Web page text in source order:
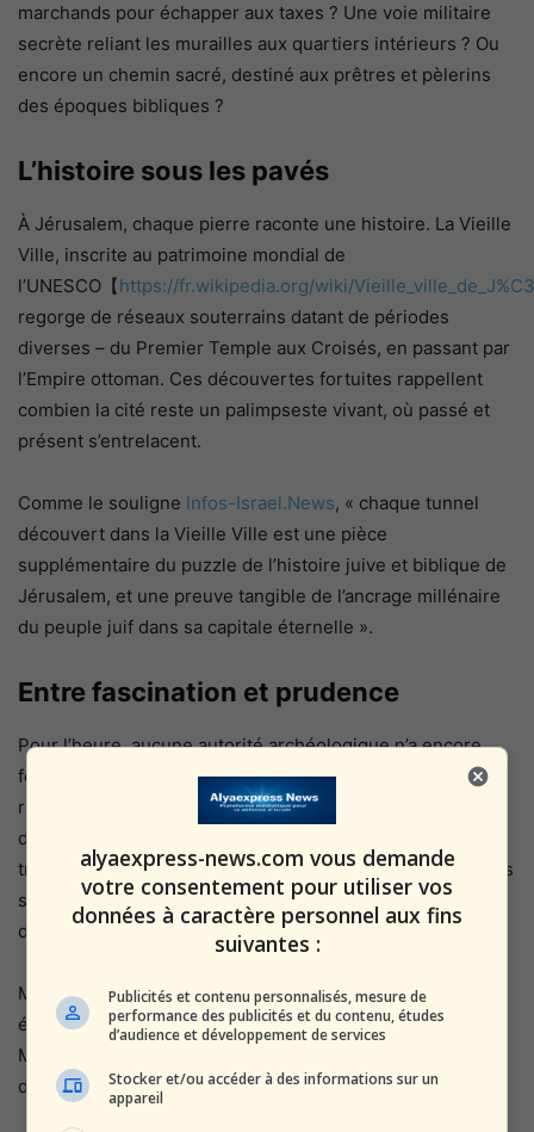
marchands pour échapper aux taxes ? Une voie militaire
secrète reliant les murailles aux quartiers intérieurs ? Ou
encore un chemin sacré, destiné aux prêtres et pèlerins
des époques bibliques ?
L’histoire sous les pavés
À Jérusalem, chaque pierre raconte une histoire. La Vieille
Ville, inscrite au patrimoine mondial de
l’UNESCO【https://fr.wikipedia.org/wiki/
regorge de réseaux souterrains datant de périodes
diverses – du Premier Temple aux Croisés, en passant par
l’Empire ottoman. Ces découvertes fortuites rappellent
combien la cité reste un palimpseste vivant, où passé et
présent s’entrelacent.
Comme le souligne Infos-Israel.News, « chaque tunnel
découvert dans la Vieille Ville est une pièce
supplémentaire du puzzle de l’histoire juive et biblique de
Jérusalem, et une preuve tangible de l’ancrage millénaire
du peuple juif dans sa capitale éternelle ».
Entre fascination et prudence
Pour l’heure, aucune autorité archéologique n’a encore
fourni d’explication officielle. Des experts devraient
rapidement inspecter le site, tant pour garantir la sécurité
du public que pour évaluer l’importance historique de la
trouvaille. La police et l’Autorité des antiquités israéliennes
surveillent de près l’évolution de la situation, soucieuses
d’éviter une récupération politique ou religieuse.
Mais déjà, la rumeur enfle dans les ruelles : certains
évoquent des trésors enfouis, d’autres un lien avec le
Mont du Temple, d’autres encore y voient un simple
débarras ancien oublié des mémoires.
alyaexpress-news.com vous demande
votre consentement pour utiliser vos
données à caractère personnel aux fins
suivantes :
Publicités et contenu personnalisés, mesure de
performance des publicités et du contenu, études
d’audience et développement de services
Stocker et/ou accéder à des informations sur un
appareil